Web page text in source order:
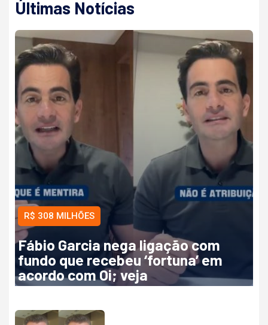
Últimas Notícias
R$ 308 MILHÕES
Fábio Garcia nega ligação com
fundo que recebeu ‘fortuna’ em
acordo com Oi; veja